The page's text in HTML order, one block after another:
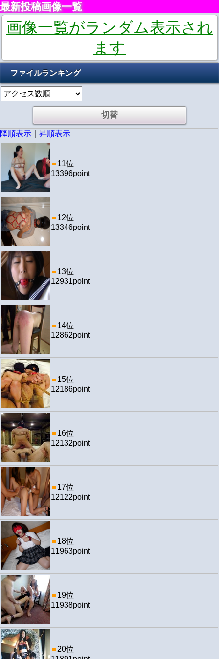
最新投稿画像一覧
画像一覧がランダム表示され
ます
ファイルランキング
降順表示 昇順表示
11位
13396point
12位
13346point
13位
12931point
14位
12862point
15位
12186point
16位
12132point
17位
12122point
18位
11963point
19位
11938point
20位